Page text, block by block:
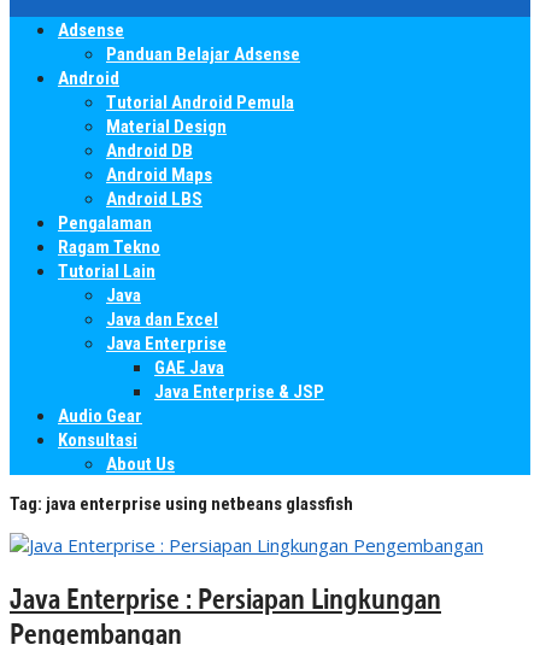
Adsense
Panduan Belajar Adsense
Android
Tutorial Android Pemula
Material Design
Android DB
Android Maps
Android LBS
Pengalaman
Ragam Tekno
Tutorial Lain
Java
Java dan Excel
Java Enterprise
GAE Java
Java Enterprise & JSP
Audio Gear
Konsultasi
About Us
Tag: java enterprise using netbeans glassfish
Java Enterprise : Persiapan Lingkungan
Pengembangan